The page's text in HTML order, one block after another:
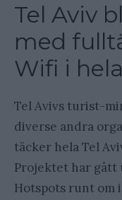
Tel Aviv
med
Wifi i
Tel Avivs turist-
diverse andra
täcker hela Tel
Projektet har gått
Hotspots runt om